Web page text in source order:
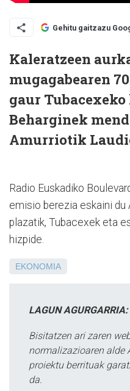
Gehitu gaitzazu
Kaleratzeen
mugagabearen
gaur
Beharginek
Amurriotik
Radio Euskadiko
emisio berezia eskaini du
plazatik, Tubacexek eta
hizpide.
EKONOMIA
LAGUN AGURGARRIA:
Bisitatzen ari zaren
normalizazioaren alde
proiektu berrituak
da.